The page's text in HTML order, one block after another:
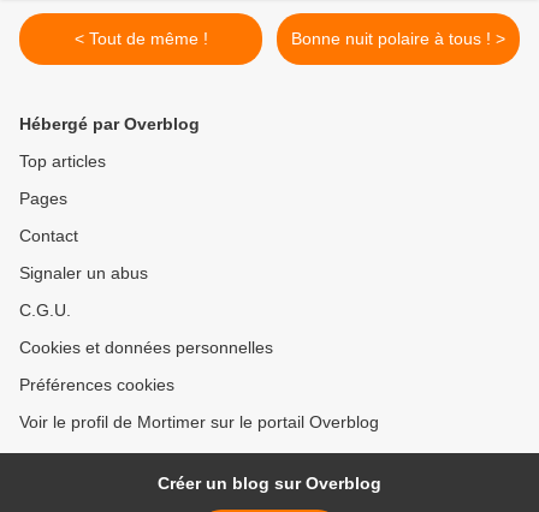
< Tout de même ! Bonne nuit polaire à tous ! >
Hébergé par Overblog
Top articles
Pages
Contact
Signaler un abus
C.G.U.
Cookies et données personnelles
Préférences cookies
Voir le profil de Mortimer sur le portail Overblog
Créer un blog sur Overblog